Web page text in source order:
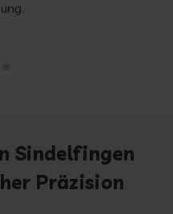
Sindelfingen
Präzision